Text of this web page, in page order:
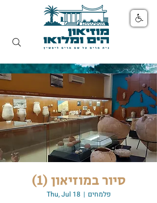
סיור במוזיאון (1)
Thu, Jul 18
  |
פלמחים